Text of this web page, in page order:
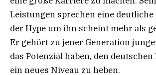
Leistungen sprechen eine deutliche
der Hype um ihn scheint mehr als
Er gehört zu jener Generation
das Potenzial haben, den
ein neues Niveau zu heben.